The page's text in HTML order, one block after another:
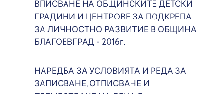
ВПИСВАНЕ НА ОБЩИНСКИТЕ ДЕТСКИ
ГРАДИНИ И ЦЕНТРОВЕ ЗА ПОДКРЕПА
ЗА ЛИЧНОСТНО РАЗВИТИЕ В ОБЩИНА
БЛАГОЕВГРАД - 2016г.
НАРЕДБА ЗА УСЛОВИЯТА И РЕДА ЗА
ЗАПИСВАНЕ, ОТПИСВАНЕ И